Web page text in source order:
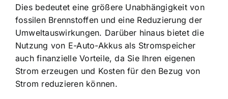
Dies bedeutet eine größere Unabhängigkeit von
fossilen Brennstoffen und eine Reduzierung der
Umweltauswirkungen. Darüber hinaus bietet die
Nutzung von E-Auto-Akkus als Stromspeicher
auch finanzielle Vorteile, da Sie Ihren eigenen
Strom erzeugen und Kosten für den Bezug von
Strom reduzieren können.